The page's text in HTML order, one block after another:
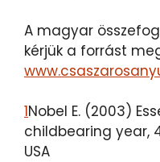
A magyar
kérjük a forrást
1Nobel E. (2003)
childbearing year,
USA